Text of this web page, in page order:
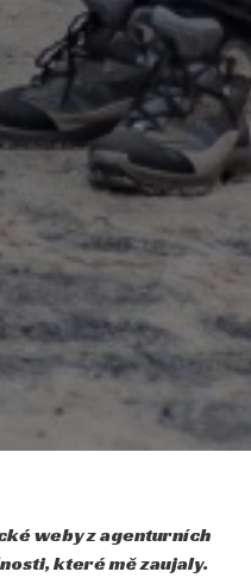
weby z agenturních
které mě zaujaly.